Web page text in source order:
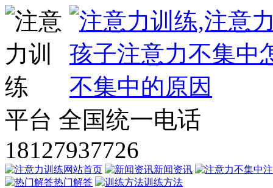
平台 全国统一电话
18127937726
网站首页 新闻资讯
热门解答
训练方法